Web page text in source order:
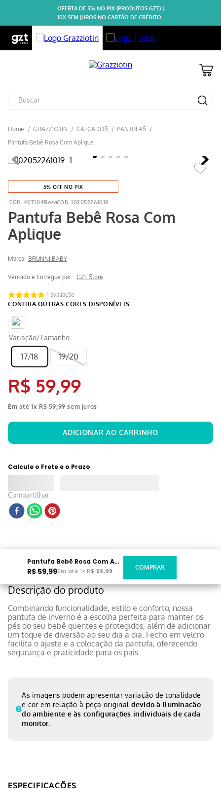
OFERTA DE 5% NO PIX (PRODUTOS GZT) |
10X SEM JUROS NO CARTÃO DE CRÉDITO
GRAZZIOTIN CALÇADOS
PANTUFAS
Pantufa Bebê Rosa Com Aplique
5% OFF NO PIX
407104Rosa 102052261018
Pantufa Bebê Rosa Com
Aplique
Marca: BRUNNI BABY
Vendido e Entregue por: GZT Store
1 avaliação
Variação/Tamanho
17/18 19/20
R$ 59,99
Em até1x R$ 59 99 sem juros
Calcule o Frete e o Prazo
Compartilhar
Pantufa Bebê Rosa Com Aplique
R$ 59,99Em até 1x R$ 59,99
Descrição do produto
Combinando funcionalidade, estilo e conforto, nossa
pantufa de inverno é a escolha perfeita para manter os
pés do seu bebê quentes e protegidos, além de adicionar
um toque de diversão ao seu dia a dia. Fecho em velcro
facilita o ajuste e a colocação da pantufa, oferecendo
segurança e praticidade para os pais.
As imagens podem apresentar variação de tonalidade
e cor em relação à peça original devido à iluminação
do ambiente e às configurações individuais de cada
monitor.